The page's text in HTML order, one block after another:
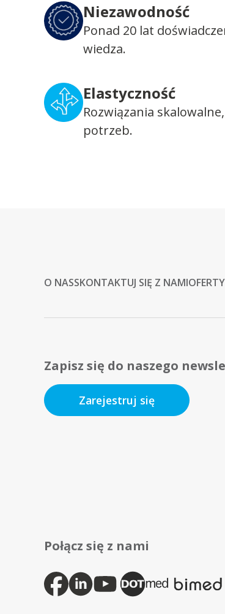
Niezawodność
Ponad 20 lat
wiedza.
Elastyczność
Rozwiązania
potrzeb.
O NASSKONTAKTUJ SIĘ Z NAMI
Zapisz się do naszego
Zarejestruj się
Połącz się z nami